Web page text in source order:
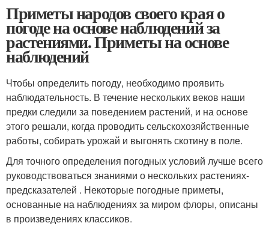
Приметы народов своего края о
погоде на основе наблюдений за
растениями. Приметы на основе
наблюдений
Чтобы определить погоду, необходимо проявить
наблюдательность. В течение нескольких веков наши
предки следили за поведением растений, и на основе
этого решали, когда проводить сельскохозяйственные
работы, собирать урожай и выгонять скотину в поле.
Для точного определения погодных условий лучше всего
руководствоваться знаниями о нескольких растениях-
предсказателей . Некоторые погодные приметы,
основанные на наблюдениях за миром флоры, описаны
в произведениях классиков.